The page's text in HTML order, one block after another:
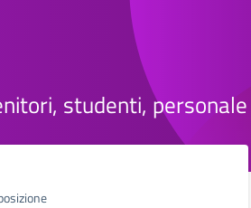
studenti, personale